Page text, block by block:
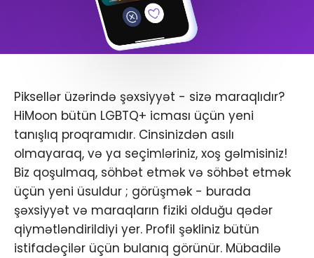
Piksellər üzərində şəxsiyyət - sizə maraqlıdır?
HiMoon bütün LGBTQ+ icması üçün yeni
tanışlıq proqramıdır. Cinsinizdən asılı
olmayaraq, və ya seçimləriniz, xoş gəlmisiniz!
Biz qoşulmaq, söhbət etmək və söhbət etmək
üçün yeni üsuldur ; görüşmək - burada
şəxsiyyət və maraqların fiziki olduğu qədər
qiymətləndirildiyi yer. Profil şəkliniz bütün
istifadəçilər üçün bulanıq görünür. Mübadilə